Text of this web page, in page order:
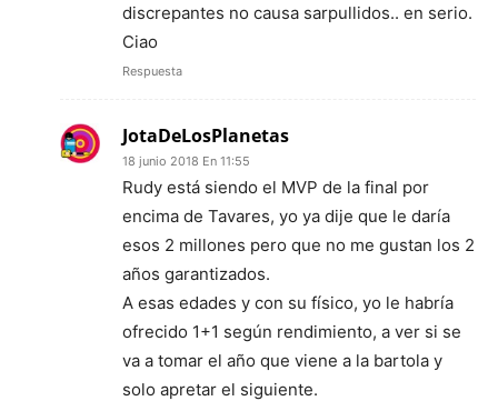
discrepantes no causa sarpullidos.. en serio.
Ciao
Respuesta
JotaDeLosPlanetas
18 junio 2018 En 11:55
Rudy está siendo el MVP de la final por
encima de Tavares, yo ya dije que le daría
esos 2 millones pero que no me gustan los 2
años garantizados.
A esas edades y con su físico, yo le habría
ofrecido 1+1 según rendimiento, a ver si se
va a tomar el año que viene a la bartola y
solo apretar el siguiente.